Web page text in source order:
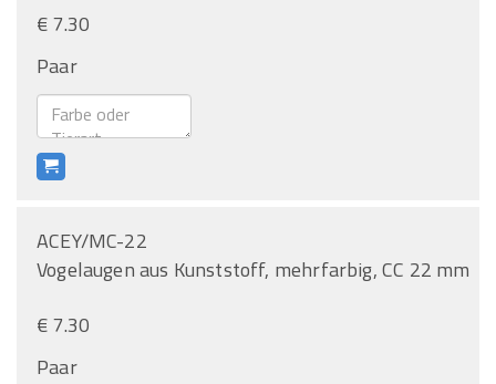
€ 7.30
Paar
ACEY/MC-22
Vogelaugen aus Kunststoff, mehrfarbig, CC 22 mm
€ 7.30
Paar